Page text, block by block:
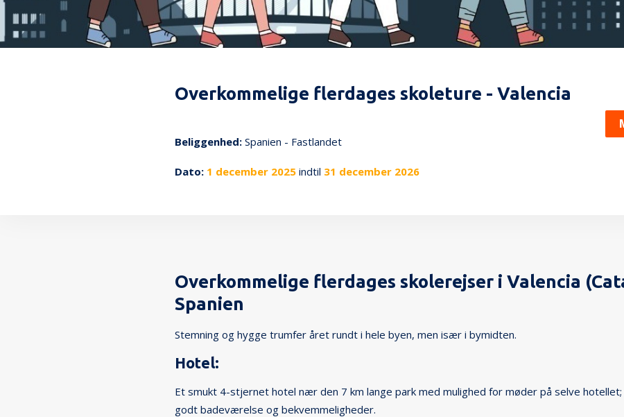
Overkommelige flerdages skoleture - Valencia
Beliggenhed: Spanien - Fastlandet
Dato: 1 december 2025 indtil 31 december 2026
Overkommelige flerdages skolerejser i Valencia
Spanien
Stemning og hygge trumfer året rundt i hele byen, men især i bymidten.
Hotel:
Et smukt 4-stjernet hotel nær den 7 km lange park med mulighed for møder på selve
godt badeværelse og bekvemmeligheder.